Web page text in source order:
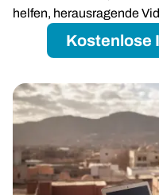
helfen, herausragende
Kostenlose